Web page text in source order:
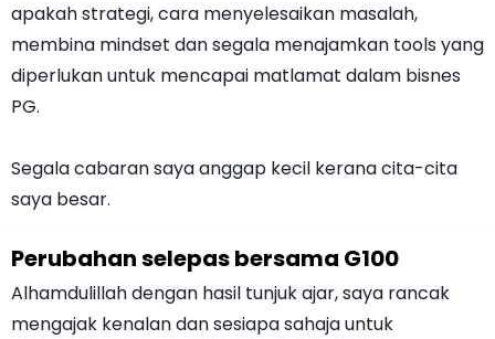
apakah strategi, cara menyelesaikan masalah,
membina mindset dan segala menajamkan tools yang
diperlukan untuk mencapai matlamat dalam bisnes
PG.
Segala cabaran saya anggap kecil kerana cita-cita
saya besar.
Perubahan selepas bersama G100
Alhamdulillah dengan hasil tunjuk ajar, saya rancak
mengajak kenalan dan sesiapa sahaja untuk